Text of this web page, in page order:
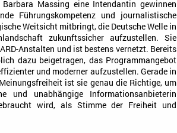
Massing eine Intendantin gewinnen
Führungskompetenz und journalistische
Weitsicht mitbringt, die Deutsche Welle in
zukunftssicher aufzustellen. Sie
Anstalten und ist bestens vernetzt. Bereits
dazu beigetragen, das Programmangebot
und moderner aufzustellen. Gerade in
ist sie genau die Richtige, um
und unabhängige Informationsanbieterin
wird, als Stimme der Freiheit und